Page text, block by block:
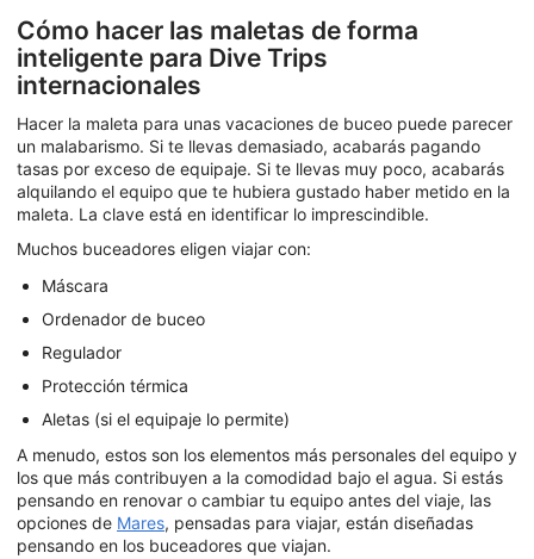
Cómo hacer las maletas de forma
inteligente para Dive Trips
internacionales
Hacer la maleta para unas vacaciones de buceo puede parecer
un malabarismo. Si te llevas demasiado, acabarás pagando
tasas por exceso de equipaje. Si te llevas muy poco, acabarás
alquilando el equipo que te hubiera gustado haber metido en la
maleta. La clave está en identificar lo imprescindible.
Muchos buceadores eligen viajar con:
Máscara
Ordenador de buceo
Regulador
Protección térmica
Aletas (si el equipaje lo permite)
A menudo, estos son los elementos más personales del equipo y
los que más contribuyen a la comodidad bajo el agua. Si estás
pensando en renovar o cambiar tu equipo antes del viaje, las
opciones de Mares, pensadas para viajar, están diseñadas
pensando en los buceadores que viajan.